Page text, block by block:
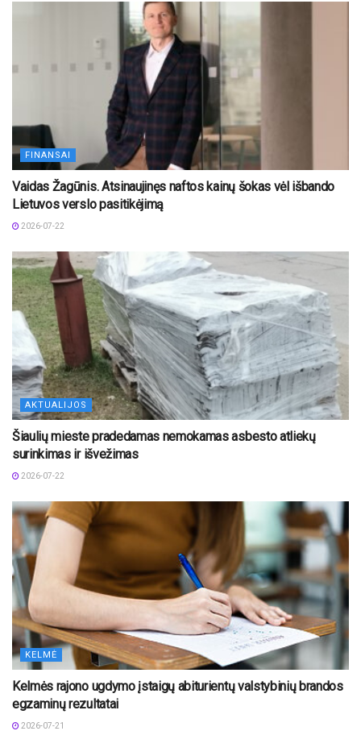
FINANSAI
Vaidas Žagūnis. Atsinaujinęs naftos kainų šokas vėl išbando
Lietuvos verslo pasitikėjimą
2026-07-22
AKTUALIJOS
Šiaulių mieste pradedamas nemokamas asbesto atliekų
surinkimas ir išvežimas
2026-07-22
KELMĖ
Kelmės rajono ugdymo įstaigų abiturientų valstybinių brandos
egzaminų rezultatai
2026-07-21